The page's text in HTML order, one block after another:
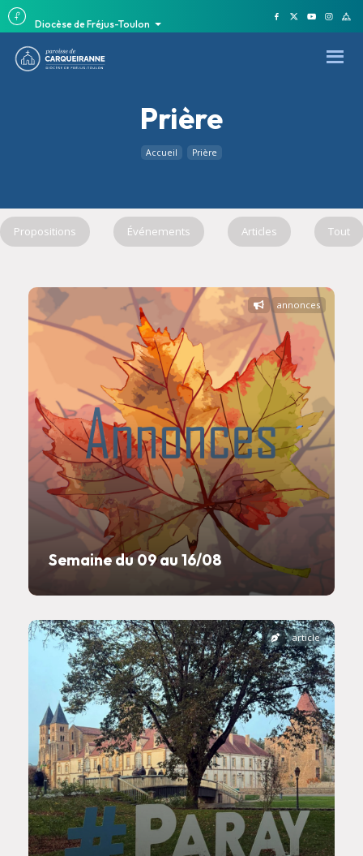
Diocèse de Fréjus-Toulon
Prière
Accueil Prière
Propositions Événements Articles Tout
Semaine du 09 au 16/08
annonces
article